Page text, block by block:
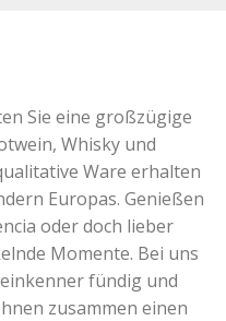
Sie eine großzügige
Whisky und
Ware erhalten
Europas. Genießen
oder doch lieber
Momente. Bei uns
fündig und
zusammen einen